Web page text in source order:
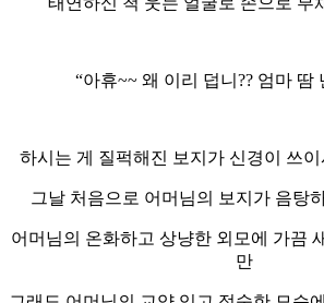
“아휴~~ 왜 이리 덥니?? 엄마 땀
하시는 게 질퍽해진 보지가 신경이 쓰
그날 처음으로 어머님의 보지가 음탕
어머님의 온화하고 상냥한 외모에 가끔
만